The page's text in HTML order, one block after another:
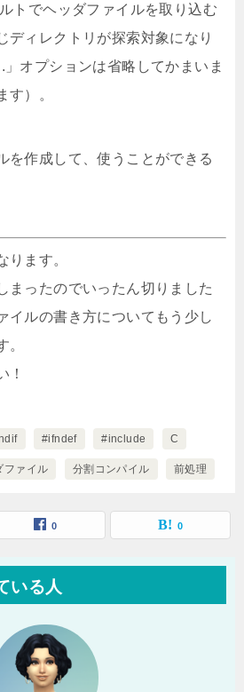
トでヘッダファイルを取り込む
ディレクトリが探索対象になり
オプションは省略してかまいま
す）。
を作成して、使うことができる
ります。
まったのでいったん切りました
イルの書き方についてもう少し
。
！
#ifndef #include C
ファイル 分割コンパイル 前処理
0 0
いる人